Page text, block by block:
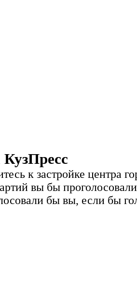
к застройке центра
вы бы
бы вы, если бы